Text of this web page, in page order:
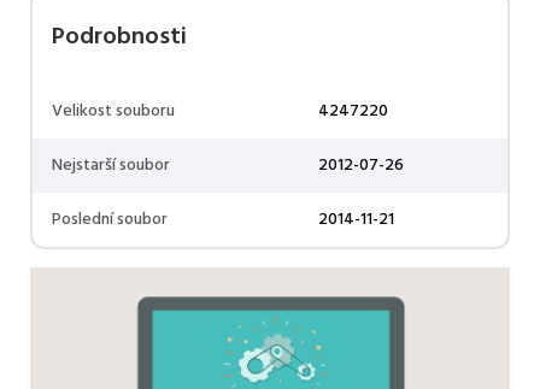
Podrobnosti
Velikost souboru
4247220
Nejstarší soubor
2012-07-26
Poslední soubor
2014-11-21